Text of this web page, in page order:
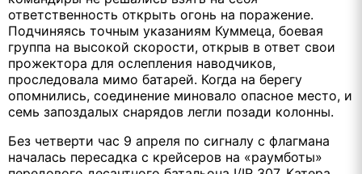
ответственность открыть огонь на поражение.
Подчиняясь точным указаниям Куммеца, боевая
группа на высокой скорости, открыв в ответ свои
прожектора для ослепления наводчиков,
проследовала мимо батарей. Когда на берегу
опомнились, соединение миновало опасное место, и
семь запоздалых снарядов легли позади колонны.
Без четверти час 9 апреля по сигналу с флагмана
началась пересадка с крейсеров на «раумботы»